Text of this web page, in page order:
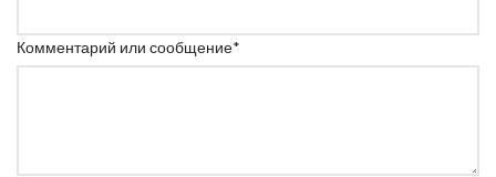
Комментарий или сообщение*